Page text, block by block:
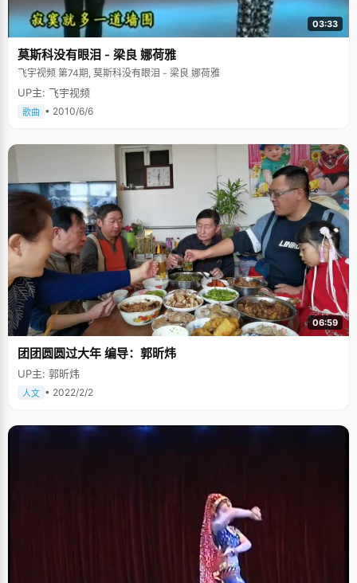
03:33
莫斯科没有眼泪 - 梁良 娜荷雅
飞宇视频 第74期, 莫斯科没有眼泪 - 梁良 娜荷雅
UP主: 飞宇视频
歌曲 • 2010/6/6
06:59
团团圆圆过大年 编导：郭昕炜
UP主: 郭昕炜
人文 • 2022/2/2